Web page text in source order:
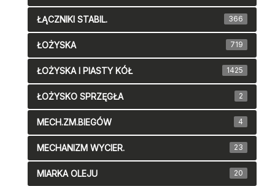
ŁĄCZNIKI STABIL. 366
ŁOŻYSKA 719
ŁOŻYSKA I PIASTY KÓŁ 1425
ŁOŻYSKO SPRZĘGŁA 2
MECH.ZM.BIEGÓW 4
MECHANIZM WYCIER. 23
MIARKA OLEJU 20